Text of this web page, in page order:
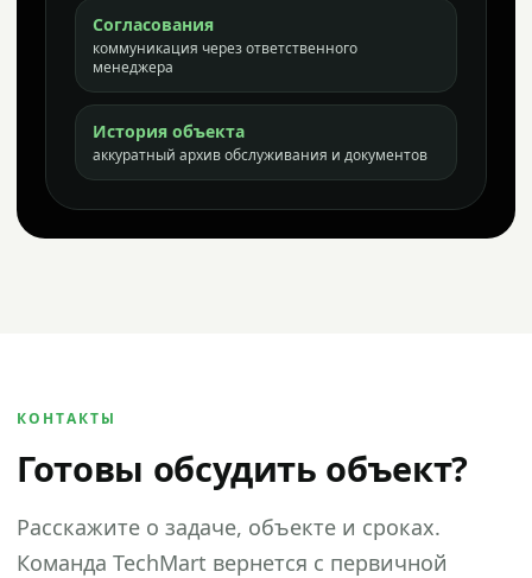
Согласования
коммуникация через ответственного
менеджера
История объекта
аккуратный архив обслуживания и документов
КОНТАКТЫ
Готовы обсудить объект?
Расскажите о задаче, объекте и сроках.
Команда TechMart вернется с первичной